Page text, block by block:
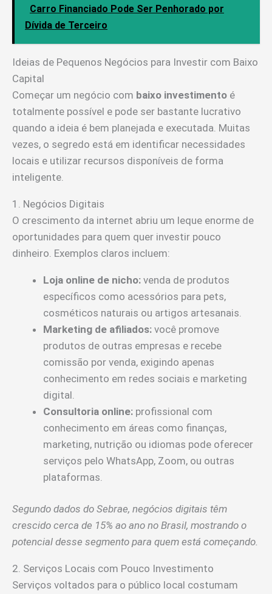
Carro Financiado Pode Ser Penhorado por
Dívida de Terceiro
Ideias de Pequenos Negócios para Investir com Baixo
Capital
Começar um negócio com baixo investimento é
totalmente possível e pode ser bastante lucrativo
quando a ideia é bem planejada e executada. Muitas
vezes, o segredo está em identificar necessidades
locais e utilizar recursos disponíveis de forma
inteligente.
1. Negócios Digitais
O crescimento da internet abriu um leque enorme de
oportunidades para quem quer investir pouco
dinheiro. Exemplos claros incluem:
Loja online de nicho: venda de produtos
específicos como acessórios para pets,
cosméticos naturais ou artigos artesanais.
Marketing de afiliados: você promove
produtos de outras empresas e recebe
comissão por venda, exigindo apenas
conhecimento em redes sociais e marketing
digital.
Consultoria online: profissional com
conhecimento em áreas como finanças,
marketing, nutrição ou idiomas pode oferecer
serviços pelo WhatsApp, Zoom, ou outras
plataformas.
Segundo dados do Sebrae, negócios digitais têm
crescido cerca de 15% ao ano no Brasil, mostrando o
potencial desse segmento para quem está começando.
2. Serviços Locais com Pouco Investimento
Serviços voltados para o público local costumam